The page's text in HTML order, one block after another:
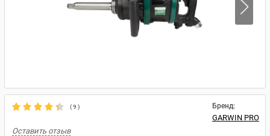
(9 ) Бренд:
GARWIN PRO
Оставить отзыв